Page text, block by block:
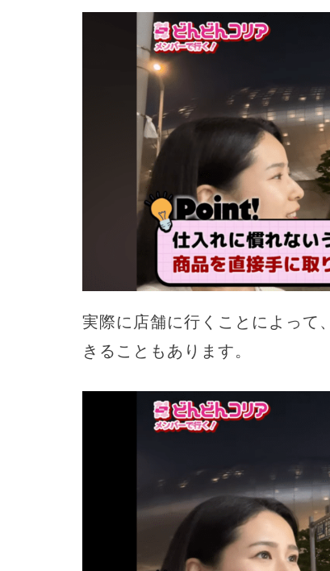
実際に店舗に行くことによって
きることもあります。